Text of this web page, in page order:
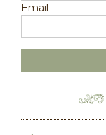
Email